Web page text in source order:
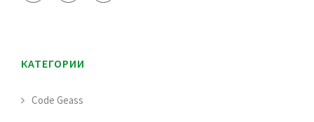
КАТЕГОРИИ
Code Geass